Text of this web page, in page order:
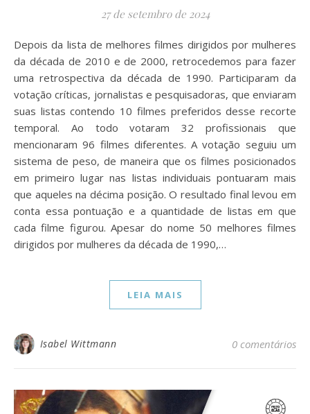
27 de setembro de 2024
Depois da lista de melhores filmes dirigidos por mulheres
da década de 2010 e de 2000, retrocedemos para fazer
uma retrospectiva da década de 1990. Participaram da
votação críticas, jornalistas e pesquisadoras, que enviaram
suas listas contendo 10 filmes preferidos desse recorte
temporal. Ao todo votaram 32 profissionais que
mencionaram 96 filmes diferentes. A votação seguiu um
sistema de peso, de maneira que os filmes posicionados
em primeiro lugar nas listas individuais pontuaram mais
que aqueles na décima posição. O resultado final levou em
conta essa pontuação e a quantidade de listas em que
cada filme figurou. Apesar do nome 50 melhores filmes
dirigidos por mulheres da década de 1990,…
LEIA MAIS
Isabel Wittmann 0 comentários